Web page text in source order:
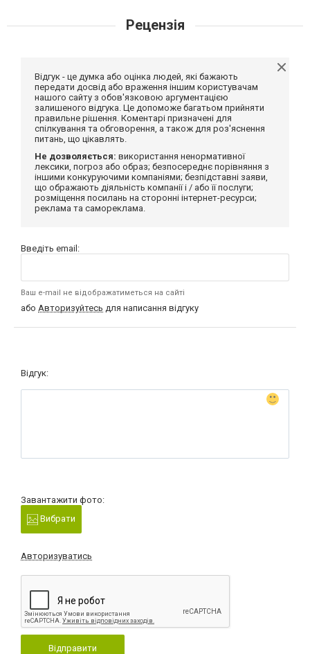
Рецензія
Відгук - це думка або оцінка людей, які бажають
передати досвід або враження іншим користувачам
нашого сайту з обов'язковою аргументацією
залишеного відгука. Це допоможе багатьом прийняти
правильне рішення. Коментарі призначені для
спілкування та обговорення, а також для роз'яснення
питань, що цікавлять.
Не дозволяється: використання ненормативної
лексики, погроз або образ; безпосереднє порівняння з
іншими конкуруючими компаніями; безпідставні заяви,
що ображають діяльність компанії і / або її послуги;
розміщення посилань на сторонні інтернет-ресурси;
реклама та самореклама.
Введіть email:
Ваш e-mail не відображатиметься на сайті
або Авторизуйтесь для написання відгуку
Відгук:
Завантажити фото:
Вибрати
Авторизуватись
Відправити